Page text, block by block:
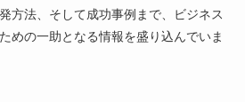
方法、そして成功事例まで、ビジネス
めの一助となる情報を盛り込んでいま